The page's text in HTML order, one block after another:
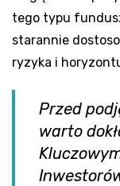
tego typu
starannie
ryzyka i
Przed
warto